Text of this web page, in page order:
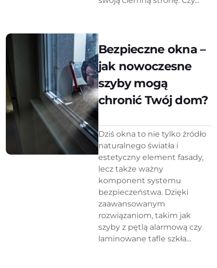
Bezpieczne okna –
jak nowoczesne
szyby mogą
chronić Twój dom?
Dziś okna to nie tylko źródło
naturalnego światła i
estetyczny element fasady,
lecz także ważny
komponent systemu
bezpieczeństwa. Dzięki
zaawansowanym
rozwiązaniom, takim jak
szyby z pętlą alarmową czy
laminowane tafle szkła...